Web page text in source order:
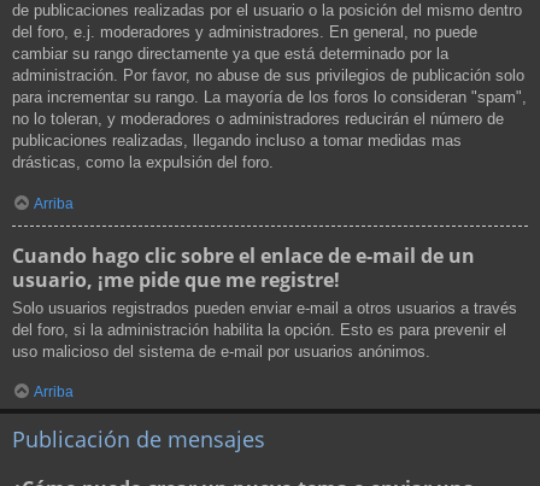
de publicaciones realizadas por el usuario o la posición del mismo dentro
del foro, e.j. moderadores y administradores. En general, no puede
cambiar su rango directamente ya que está determinado por la
administración. Por favor, no abuse de sus privilegios de publicación solo
para incrementar su rango. La mayoría de los foros lo consideran "spam",
no lo toleran, y moderadores o administradores reducirán el número de
publicaciones realizadas, llegando incluso a tomar medidas mas
drásticas, como la expulsión del foro.
Arriba
Cuando hago clic sobre el enlace de e-mail de un
usuario, ¡me pide que me registre!
Solo usuarios registrados pueden enviar e-mail a otros usuarios a través
del foro, si la administración habilita la opción. Esto es para prevenir el
uso malicioso del sistema de e-mail por usuarios anónimos.
Arriba
Publicación de mensajes